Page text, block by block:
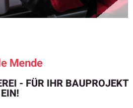
Mende
- FÜR IHR BAUPROJEKT